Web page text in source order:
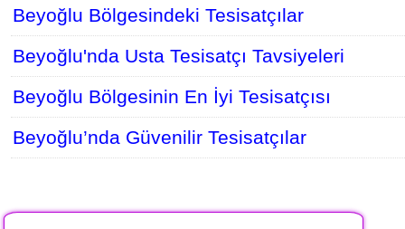
Beyoğlu Bölgesindeki Tesisatçılar
Beyoğlu'nda Usta Tesisatçı Tavsiyeleri
Beyoğlu Bölgesinin En İyi Tesisatçısı
Beyoğlu’nda Güvenilir Tesisatçılar